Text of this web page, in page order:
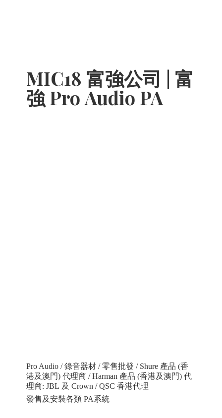
MIC18 富強公司 | 富
強 Pro Audio PA
Pro Audio / 錄音器材 / 零售批發 / Shure 產品 (香
港及澳門) 代理商 / Harman 產品 (香港及澳門) 代
理商: JBL 及 Crown / QSC 香港代理
發售及安裝各類 PA系統